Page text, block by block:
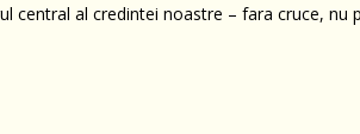
central al credintei noastre – fara cruce, nu